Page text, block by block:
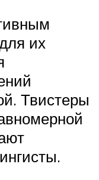
их
Твистеры